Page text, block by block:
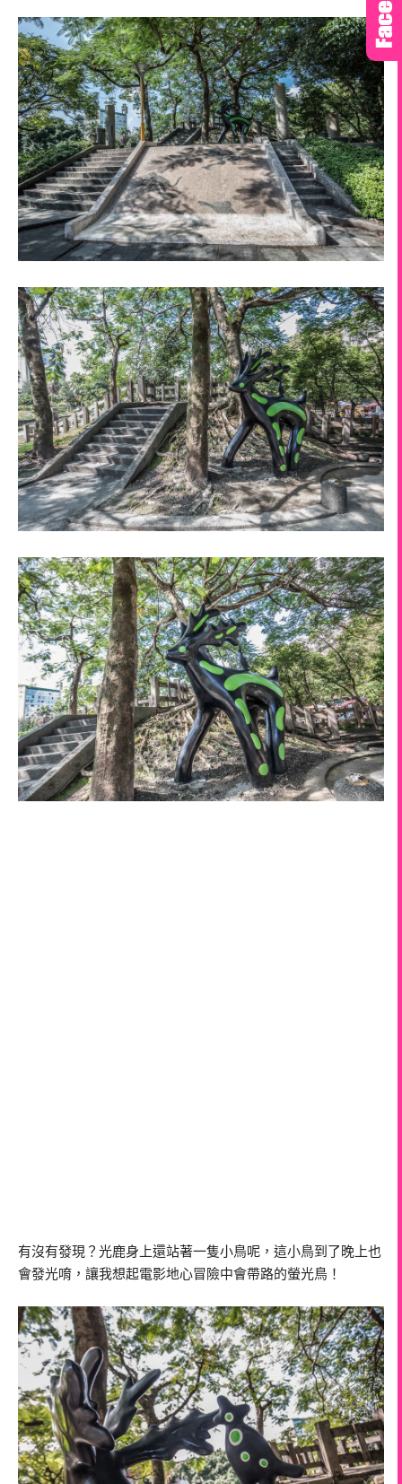
有沒有發現？光鹿身上還站著一隻小鳥呢，這小鳥到了晚上也
會發光唷，讓我想起電影地心冒險中會帶路的螢光鳥！